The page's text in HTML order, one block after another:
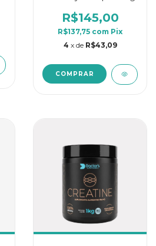
R$145,00
R$137,75 com Pix
4 x de R$43,09
COMPRAR